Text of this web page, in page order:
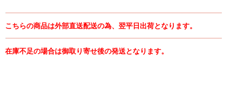
こちらの商品は外部直送配送の為、翌平日出荷となります。
在庫不足の場合は御取り寄せ後の発送となります。